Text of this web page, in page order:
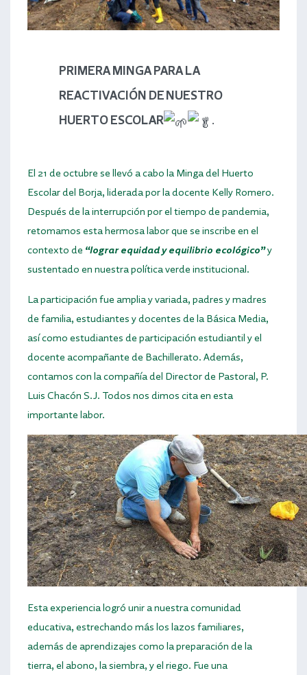
PRIMERA MINGA PARA LA
REACTIVACIÓN DE NUESTRO
HUERTO ESCOLAR
.
El 21 de octubre se llevó a cabo la Minga del Huerto
Escolar del Borja, liderada por la docente Kelly Romero.
Después de la interrupción por el tiempo de pandemia,
retomamos esta hermosa labor que se inscribe en el
contexto de “lograr equidad y equilibrio ecológico”y
sustentado en nuestra política verde institucional.
La participación fue amplia y variada, padres y madres
de familia, estudiantes y docentes de la Básica Media,
así como estudiantes de participación estudiantil y el
docente acompañante de Bachillerato. Además,
contamos con la compañía del Director de Pastoral, P.
Luis Chacón S.J. Todos nos dimos cita en esta
importante labor.
Esta experiencia logró unir a nuestra comunidad
educativa, estrechando más los lazos familiares,
además de aprendizajes como la preparación de la
tierra, el abono, la siembra, y el riego. Fue una